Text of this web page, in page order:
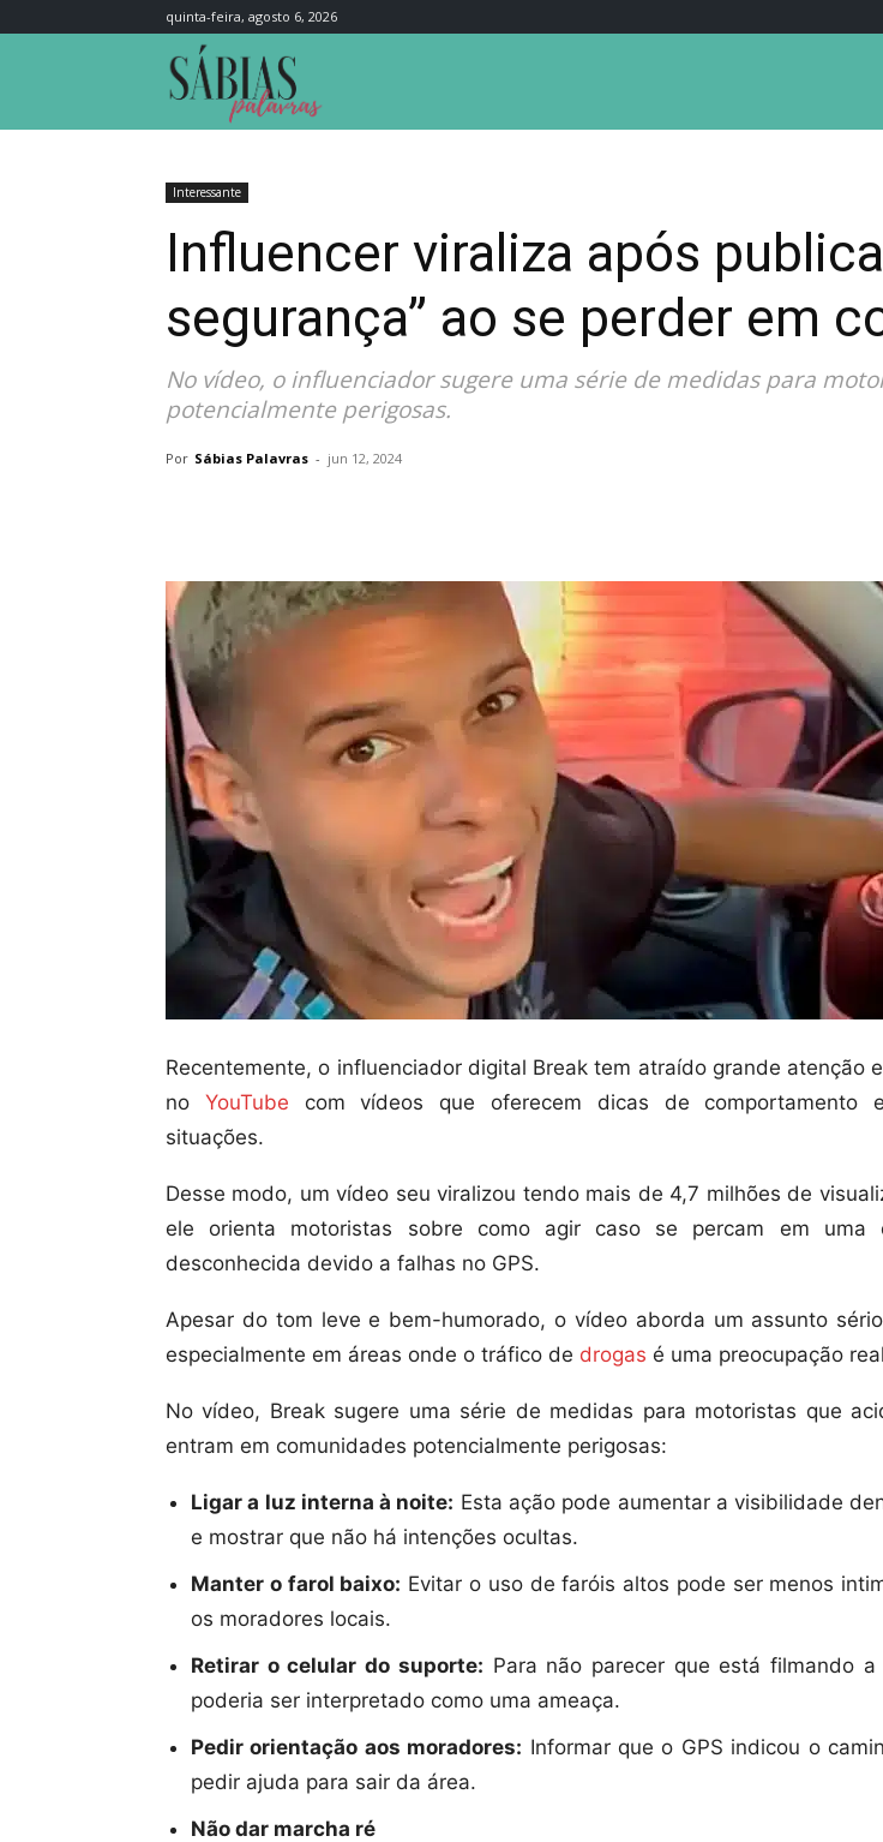
quinta-feira, agosto 6, 2026
Interessante
Influencer viraliza após
segurança” ao se perder em
No vídeo, o influenciador sugere uma série de medidas para
potencialmente perigosas.
Por Sábias Palavras - jun 12, 2024
Recentemente, o influenciador digital Break tem atraído grande atenção
no YouTube com vídeos que oferecem dicas de comportamento
situações.
Desse modo, um vídeo seu viralizou tendo mais de 4,7 milhões de
ele orienta motoristas sobre como agir caso se percam em uma
desconhecida devido a falhas no GPS.
Apesar do tom leve e bem-humorado, o vídeo aborda um assunto
especialmente em áreas onde o tráfico de drogas é uma preocupação
No vídeo, Break sugere uma série de medidas para motoristas que
entram em comunidades potencialmente perigosas:
Ligar a luz interna à noite: Esta ação pode aumentar a visibilidade
e mostrar que não há intenções ocultas.
Manter o farol baixo: Evitar o uso de faróis altos pode ser menos
os moradores locais.
Retirar o celular do suporte: Para não parecer que está filmando
poderia ser interpretado como uma ameaça.
Pedir orientação aos moradores: Informar que o GPS indicou o
pedir ajuda para sair da área.
Não dar marcha ré